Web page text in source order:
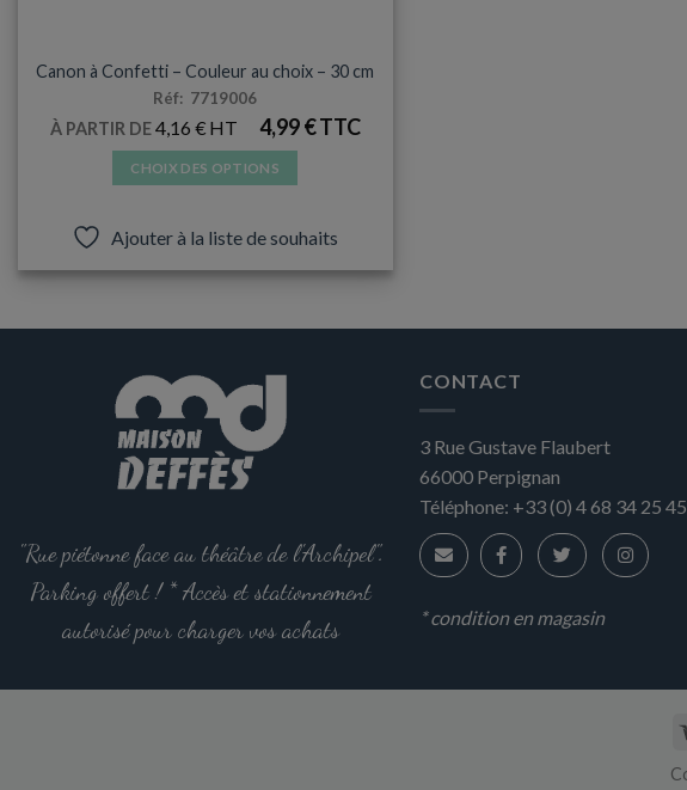
Canon à Confetti – Couleur au choix – 30 cm
Réf: 7719006
À PARTIR DE4,16 € 4,99€
CHOIX DES OPTIONS
plusieurs
Les
peuvent
être
choisies
sur
du
produit
Ajouter à la liste de souhaits
"Rue piétonne face au théâtre de l'Archipel".
Parking offert ! * Accès et stationnement
autorisé pour charger vos achats
CONTACT
3 Rue Gustave Flaubert
66000 Perpignan
Téléphone: +33 (0) 4 68 34 25 45
* condition en magasin